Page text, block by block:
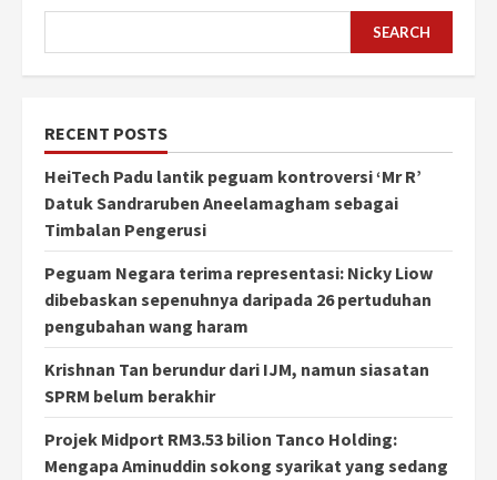
SEARCH
RECENT POSTS
HeiTech Padu lantik peguam kontroversi ‘Mr R’
Datuk Sandraruben Aneelamagham sebagai
Timbalan Pengerusi
Peguam Negara terima representasi: Nicky Liow
dibebaskan sepenuhnya daripada 26 pertuduhan
pengubahan wang haram
Krishnan Tan berundur dari IJM, namun siasatan
SPRM belum berakhir
Projek Midport RM3.53 bilion Tanco Holding:
Mengapa Aminuddin sokong syarikat yang sedang